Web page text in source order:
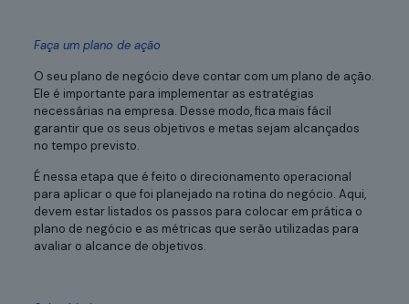
Faça um plano de ação
O seu plano de negócio deve contar com um plano de ação.
Ele é importante para implementar as estratégias
necessárias na empresa. Desse modo, fica mais fácil
garantir que os seus objetivos e metas sejam alcançados
no tempo previsto.
É nessa etapa que é feito o direcionamento operacional
para aplicar o que foi planejado na rotina do negócio. Aqui,
devem estar listados os passos para colocar em prática o
plano de negócio e as métricas que serão utilizadas para
avaliar o alcance de objetivos.